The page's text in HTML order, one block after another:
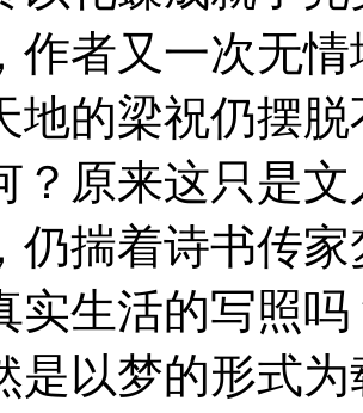
作者又一次无
地的梁祝仍摆
？原来这只是
仍揣着诗书传
实生活的写照吗
梦的形式为